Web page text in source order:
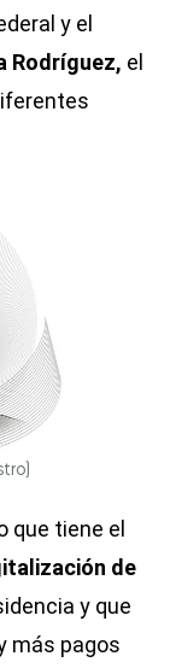
y el
Rodríguez, el
que tiene el
de
y que
más pagos